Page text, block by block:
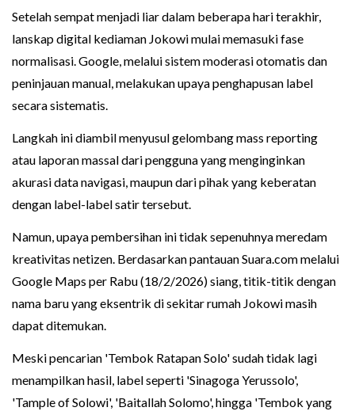
Setelah sempat menjadi liar dalam beberapa hari terakhir,
lanskap digital kediaman Jokowi mulai memasuki fase
normalisasi. Google, melalui sistem moderasi otomatis dan
peninjauan manual, melakukan upaya penghapusan label
secara sistematis.
Langkah ini diambil menyusul gelombang mass reporting
atau laporan massal dari pengguna yang menginginkan
akurasi data navigasi, maupun dari pihak yang keberatan
dengan label-label satir tersebut.
Namun, upaya pembersihan ini tidak sepenuhnya meredam
kreativitas netizen. Berdasarkan pantauan Suara.com melalui
Google Maps per Rabu (18/2/2026) siang, titik-titik dengan
nama baru yang eksentrik di sekitar rumah Jokowi masih
dapat ditemukan.
Meski pencarian 'Tembok Ratapan Solo' sudah tidak lagi
menampilkan hasil, label seperti 'Sinagoga Yerussolo',
'Tample of Solowi', 'Baitallah Solomo', hingga 'Tembok yang